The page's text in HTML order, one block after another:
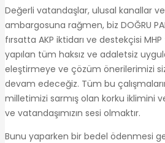
Değerli vatandaşlar, ulusal kanallar
ambargosuna rağmen, biz DOĞRU
fırsatta AKP iktidarı ve destekçisi
yapılan tüm haksız ve adaletsiz
eleştirmeye ve çözüm önerilerimizi
devam edeceğiz. Tüm bu
milletimizi sarmış olan korku iklimini
ve vatandaşımızın sesi olmaktır.
Bunu yaparken bir bedel ödenmesi